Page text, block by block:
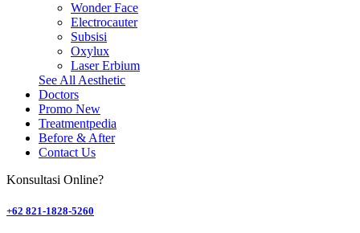
Wonder Face
Electrocauter
Subsisi
Oxylux
Laser Erbium
See All Aesthetic
Doctors
Promo New
Treatmentpedia
Before & After
Contact Us
Konsultasi Online?
+62 821-1828-5260